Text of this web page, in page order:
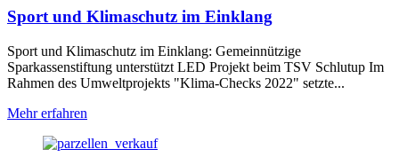
Sport und Klimaschutz im Einklang
Sport und Klimaschutz im Einklang: Gemeinnützige
Sparkassenstiftung unterstützt LED Projekt beim TSV Schlutup Im
Rahmen des Umweltprojekts "Klima-Checks 2022" setzte...
Mehr erfahren